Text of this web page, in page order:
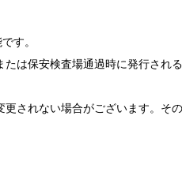
す。
は保安検査場通過時に発行され
されない場合がございます。そ